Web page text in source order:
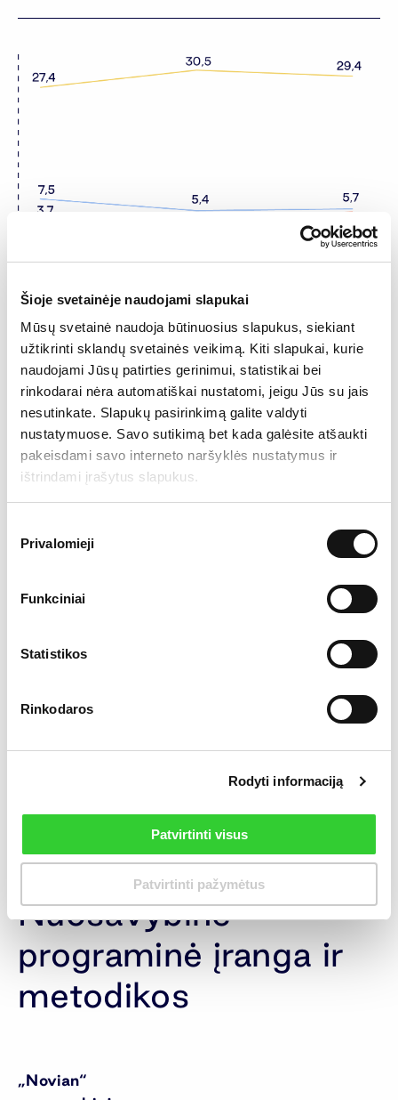
Šioje svetainėje naudojami slapukai
Mūsų svetainė naudoja būtinuosius slapukus, siekiant
užtikrinti sklandų svetainės veikimą. Kiti slapukai, kurie
naudojami Jūsų patirties gerinimui, statistikai bei
rinkodarai nėra automatiškai nustatomi, jeigu Jūs su jais
nesutinkate. Slapukų pasirinkimą galite valdyti
nustatymuose. Savo sutikimą bet kada galėsite atšaukti
pakeisdami savo interneto naršyklės nustatymus ir
ištrindami įrašytus slapukus.
pasirinkimas
Privalomieji
Funkciniai
Statistikos
Rinkodaros
Rodyti informaciją
Patvirtinti visus
Patvirtinti pažymėtus
Pajamų pasiskirstymas pagal
sektorius, mln. Eur
Nuosavybinė
programinė įranga ir
metodikos
„Novian“